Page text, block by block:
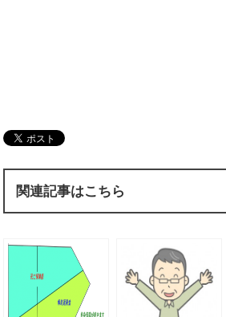
関連記事はこちら